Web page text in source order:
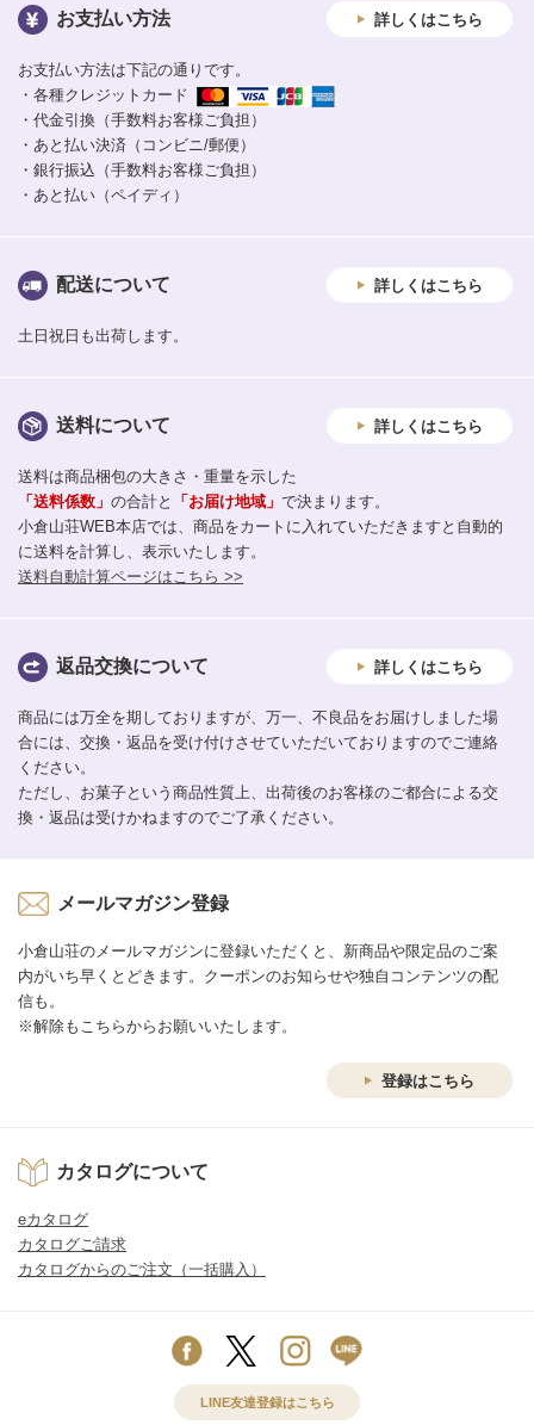
お支払い方法 詳しくはこちら
お支払い方法は下記の通りです。
・各種クレジットカード
・代金引換（手数料お客様ご負担）
・あと払い決済（コンビニ/郵便）
・銀行振込（手数料お客様ご負担）
・あと払い（ペイディ）
配送について 詳しくはこちら
土日祝日も出荷します。
送料について 詳しくはこちら
送料は商品梱包の大きさ・重量を示した
「送料係数」 の合計と 「お届け地域」 で決まります。
小倉山荘WEB本店では、商品をカートに入れていただきますと自動的
に送料を計算し、表示いたします。
送料自動計算ページはこちら >>
返品交換について 詳しくはこちら
商品には万全を期しておりますが、万一、不良品をお届けしました場
合には、交換・返品を受け付けさせていただいておりますのでご連絡
ください。
ただし、お菓子という商品性質上、出荷後のお客様のご都合による交
換・返品は受けかねますのでご了承ください。
メールマガジン登録
小倉山荘のメールマガジンに登録いただくと、新商品や限定品のご案
内がいち早くとどきます。クーポンのお知らせや独自コンテンツの配
信も。
※解除もこちらからお願いいたします。
登録はこちら
カタログについて
eカタログ
カタログご請求
カタログからのご注文（一括購入）
LINE友達登録はこちら